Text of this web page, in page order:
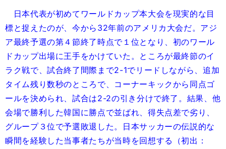
日本代表が初めてワールドカップ本大会を現実的な目
標と捉えたのが、今から32年前のアメリカ大会だ。アジ
ア最終予選の第４節終了時点で１位となり、初のワール
ドカップ出場に王手をかけていた。ところが最終節のイ
ラク戦で、試合終了間際まで2-1でリードしながら、追加
タイム残り数秒のところで、コーナーキックから同点ゴ
ールを決められ、試合は2-2の引き分けで終了。結果、他
会場で勝利した韓国に勝点で並ばれ、得失点差で劣り、
グループ３位で予選敗退した。日本サッカーの伝説的な
瞬間を経験した当事者たちが当時を回想する（初出：